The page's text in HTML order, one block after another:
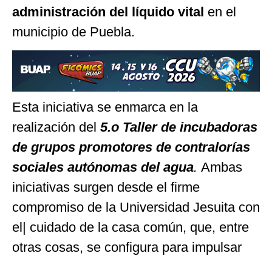
administración del líquido vital en el
municipio de Puebla.
Esta iniciativa se enmarca en la
realización del 5.o Taller de incubadoras
de grupos promotores de contralorías
sociales autónomas del agua. Ambas
iniciativas surgen desde el firme
compromiso de la Universidad Jesuita con
el| cuidado de la casa común, que, entre
otras cosas, se configura para impulsar